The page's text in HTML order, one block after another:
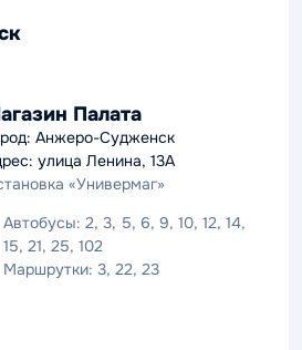
Палата
Анжеро-Судженск
улица Ленина, 13А
«Универмаг»
Автобусы: 2, 3, 5, 6, 9, 10, 12, 14,
15, 21, 25, 102
Маршрутки: 3, 22, 23